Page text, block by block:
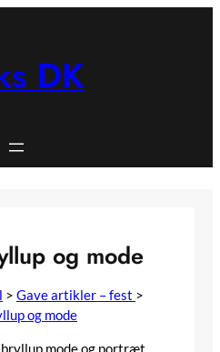
DK
og mode
> Gave artikler – fest >
og mode
mode og portræt